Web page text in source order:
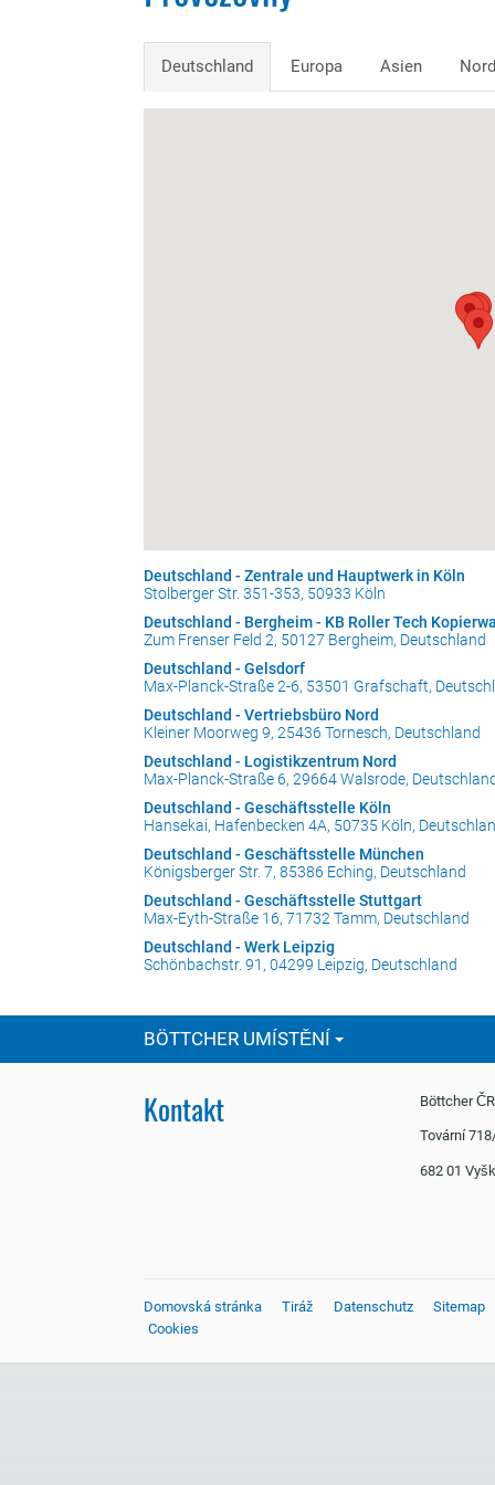
Deutschland Europa Asien
Deutschland - Zentrale und Hauptwerk in Köln
Stolberger Str. 351-353, 50933 Köln
Deutschland - Bergheim - KB Roller Tech
Zum Frenser Feld 2, 50127 Bergheim, Deutschland
Deutschland - Gelsdorf
Max-Planck-Straße 2-6, 53501 Grafschaft,
Deutschland - Vertriebsbüro Nord
Kleiner Moorweg 9, 25436 Tornesch, Deutschland
Deutschland - Logistikzentrum Nord
Max-Planck-Straße 6, 29664 Walsrode,
Deutschland - Geschäftsstelle Köln
Hansekai, Hafenbecken 4A, 50735 Köln,
Deutschland - Geschäftsstelle München
Königsberger Str. 7, 85386 Eching, Deutschland
Deutschland - Geschäftsstelle Stuttgart
Max-Eyth-Straße 16, 71732 Tamm, Deutschland
Deutschland - Werk Leipzig
Schönbachstr. 91, 04299 Leipzig, Deutschland
BÖTTCHER UMÍSTĚNÍ
Kontakt Böttcher
Tovární
682 01
Domovská stránka Tiráž Datenschutz
Sitemap
Cookies